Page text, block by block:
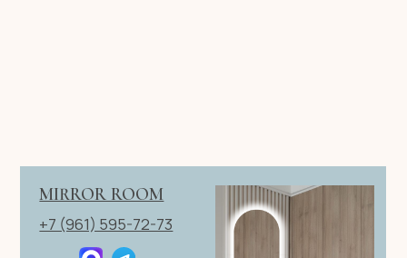
© 2026 ИП Клевцов Е.А.Все права защищены.
персональных данных|Договор оферты